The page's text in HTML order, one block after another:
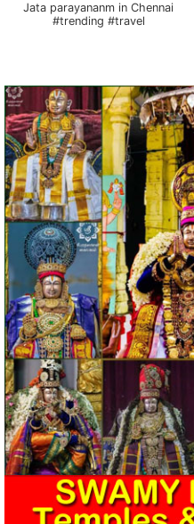
Jata parayananm in Chennai
#trending #travel